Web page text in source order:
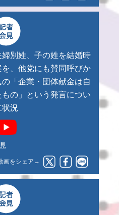
別姓、子の姓を結婚時
、他党にも賛同呼びか
「企業・団体献金は自
の」という発言につい
状況
画をシェア→